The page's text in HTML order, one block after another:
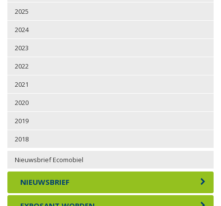
2025
2024
2023
2022
2021
2020
2019
2018
Nieuwsbrief Ecomobiel
NIEUWSBRIEF